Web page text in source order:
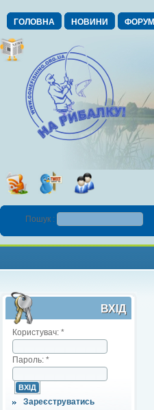
ГОЛОВНА НОВИНИ ФОРУМ
Пошук :
ВХІД
Користувач: *
Пароль: *
Зареєструватись